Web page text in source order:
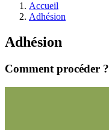
Accueil
Adhésion
Adhésion
Comment procéder ?